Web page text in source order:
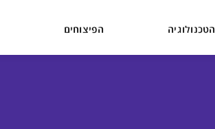
הטכנולוגיה הפיצוחים